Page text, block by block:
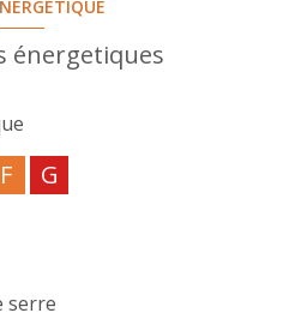
charges annuelles. Si ce
pas à contacter votre
organiser une visite et
auxquels ce bien est
le site
énergetiques
F G
serre